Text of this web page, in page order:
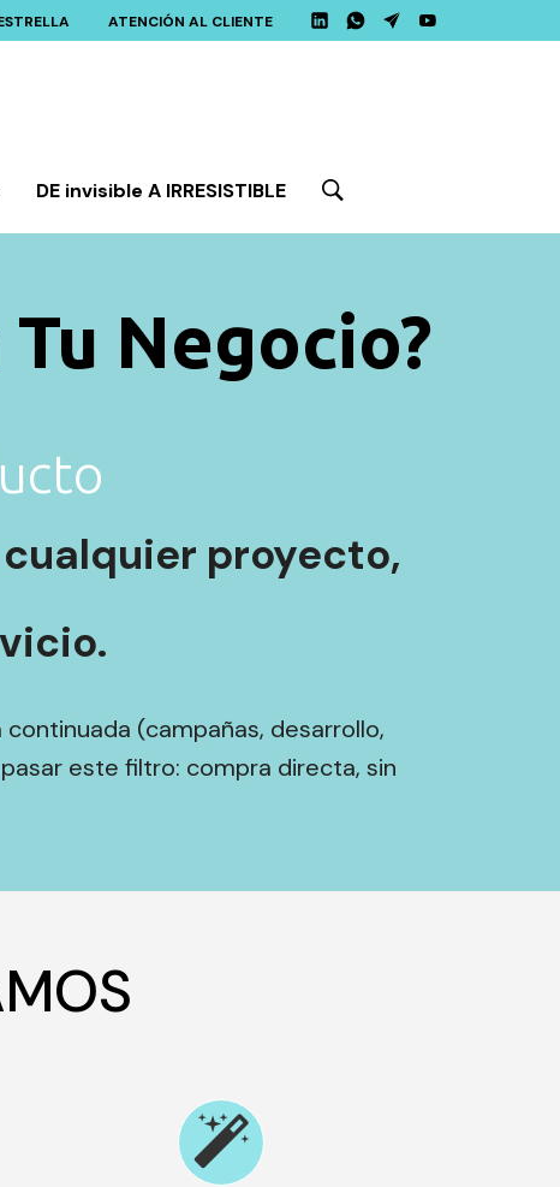
ATENCIÓN AL CLIENTE
DE invisible A IRRESISTIBLE
Negocio?
proyecto,
(campañas, desarrollo,
este filtro: compra directa, sin